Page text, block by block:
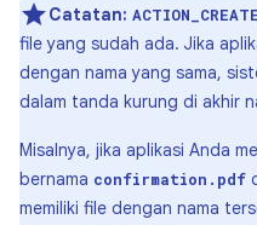
Catatan:
file yang sudah ada. Jika
dengan nama yang sama,
dalam tanda kurung di akhir
Misalnya, jika aplikasi Anda
bernama confirmation.pdf
memiliki file dengan nama